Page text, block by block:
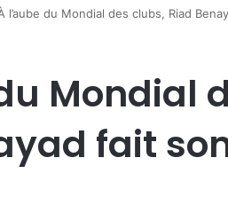
l’aube du Mondial des clubs, Riad
Mondial
fait